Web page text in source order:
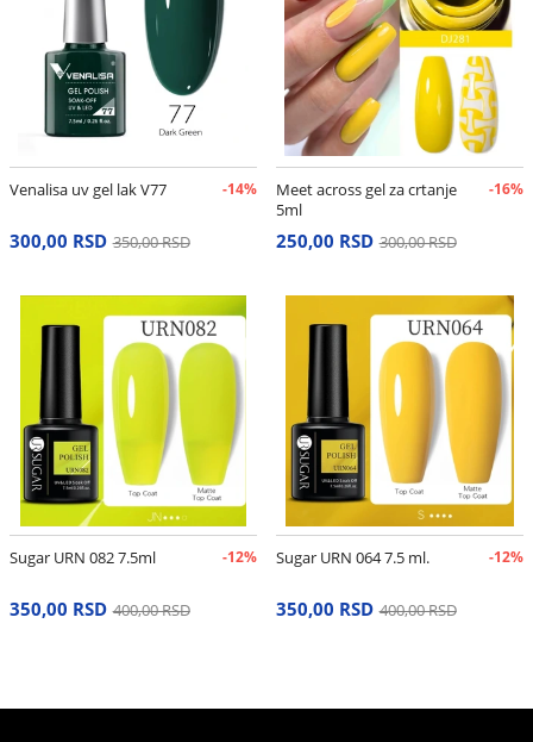
Venalisa uv gel lak V77 -14%
300,00 RSD 350,00 RSD
Meet across gel za crtanje
5ml
-16%
250,00 RSD 300,00 RSD
Sugar URN 082 7.5ml -12%
350,00 RSD 400,00 RSD
Sugar URN 064 7.5 ml. -12%
350,00 RSD 400,00 RSD